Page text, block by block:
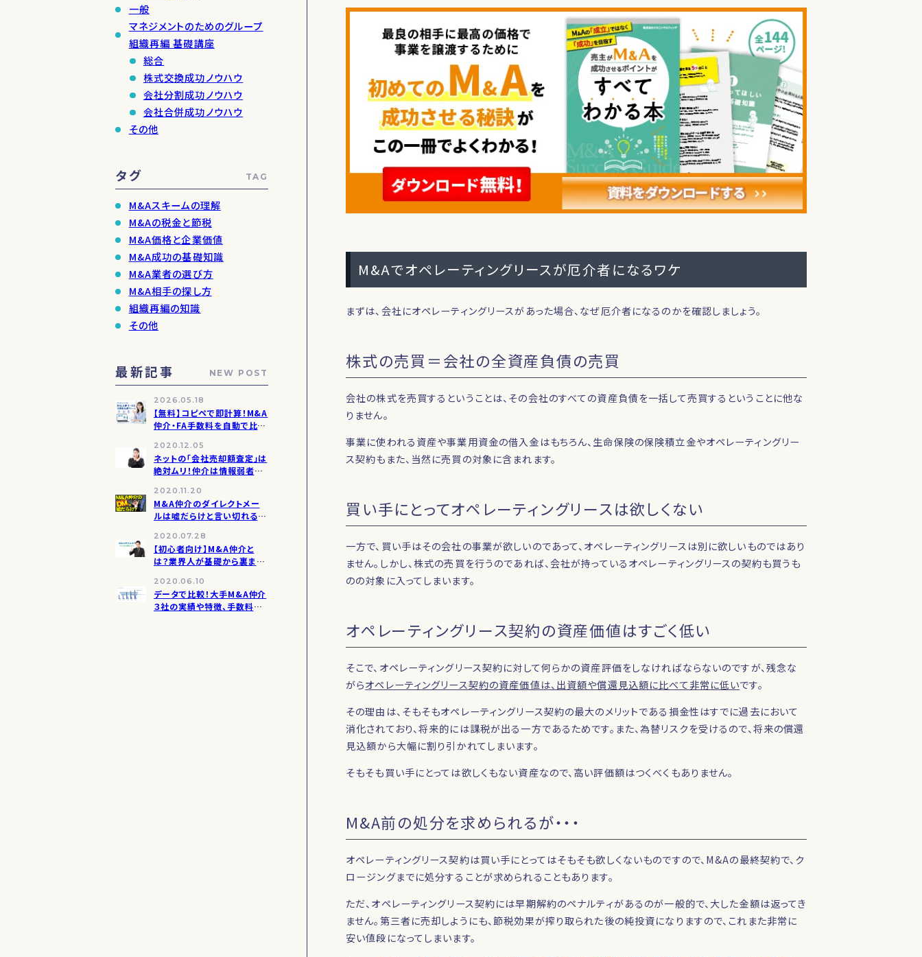
一般
マネジメントのためのグループ
組織再編 基礎講座
総合
株式交換成功ノウハウ
会社分割成功ノウハウ
会社合併成功ノウハウ
その他
タグ TAG
M&Aスキームの理解
M&Aの税金と節税
M&A価格と企業価値
M&A成功の基礎知識
M&A業者の選び方
M&A相手の探し方
組織再編の知識
その他
最新記事 NEW POST
2026.05.18
【無料】コピペで即計算！M&A
仲介・FA手数料を自動で比較
2020.12.05
ネットの「会社売却額査定」は
絶対ムリ！仲介は情報弱者に
2020.11.20
M&A仲介のダイレクトメー
ルは嘘だらけと言い切れるカ
2020.07.28
【初心者向け】M&A仲介と
は？業界人が基礎から裏まで
2020.06.10
データで比較！大手M&A仲介
３社の実績や特徴、手数料
M&Aでオペレーティングリースが厄介者になるワケ
まずは、会社にオペレーティングリースがあった場合、なぜ厄介者になるのかを確認しましょう。
株式の売買＝会社の全資産負債の売買
会社の株式を売買するということは、その会社のすべての資産負債を一括して売買するということに他な
りません。
事業に使われる資産や事業用資金の借入金はもちろん、生命保険の保険積立金やオペレーティングリー
ス契約もまた、当然に売買の対象に含まれます。
買い手にとってオペレーティングリースは欲しくない
一方で、買い手はその会社の事業が欲しいのであって、オペレーティングリースは別に欲しいものではあり
ません。しかし、株式の売買を行うのであれば、会社が持っているオペレーティングリースの契約も買うも
のの対象に入ってしまいます。
オペレーティングリース契約の資産価値はすごく低い
そこで、オペレーティングリース契約に対して何らかの資産評価をしなければならないのですが、残念な
がらオペレーティングリース契約の資産価値は、出資額や償還見込額に比べて非常に低いです。
その理由は、そもそもオペレーティングリース契約の最大のメリットである損金性はすでに過去において
消化されており、将来的には課税が出る一方であるためです。また、為替リスクを受けるので、将来の償還
見込額から大幅に割り引かれてしまいます。
そもそも買い手にとっては欲しくもない資産なので、高い評価額はつくべくもありません。
M&A前の処分を求められるが・・・
オペレーティングリース契約は買い手にとってはそもそも欲しくないものですので、M&Aの最終契約で、ク
ロージングまでに処分することが求められることもあります。
ただ、オペレーティングリース契約には早期解約のペナルティがあるのが一般的で、大した金額は返ってき
ません。第三者に売却しようにも、節税効果が搾り取られた後の純投資になりますので、これまた非常に
安い値段になってしまいます。